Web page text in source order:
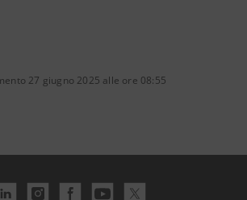
27 giugno 2025 alle ore 08:55